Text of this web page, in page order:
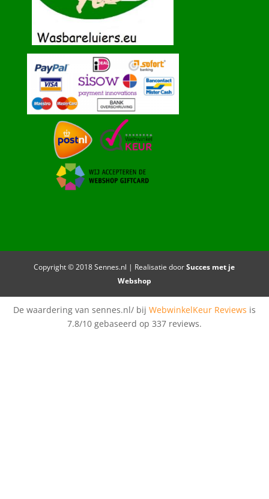
Copyright © 2018 Sennes.nl | Realisatie doorSucces met je
Webshop
De waardering van sennes.nl/ bij WebwinkelKeur Reviews is
7.8/10 gebaseerd op 337 reviews.